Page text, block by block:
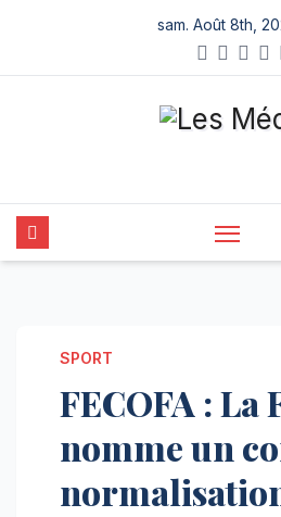
content
sam. Août 8th,
SPORT
FECOFA : La
nomme un